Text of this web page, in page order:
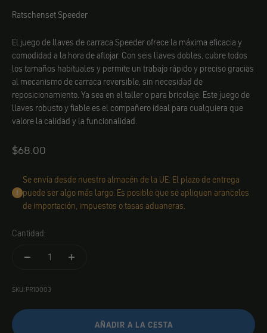
Proxxon
Ratschenset Speeder
El juego de llaves de carraca Speeder ofrece la máxima eficacia y
comodidad a la hora de aflojar. Con seis llaves dobles, cubre todos
los tamaños habituales y permite un trabajo rápido y preciso gracias
al mecanismo de carraca reversible, sin necesidad de
reposicionamiento. Ya sea en el taller o para bricolaje: Este juego de
llaves robusto y fiable es el compañero ideal para cualquiera que
valore la calidad y la funcionalidad.
Angebot
$68.00
Se envía desde nuestro almacén de la UE. El plazo de entrega
puede ser algo más largo. Es posible que se apliquen aranceles
de importación, impuestos o tasas aduaneras.
Cantidad:
SKU: PR10003
AÑADIR A LA CESTA